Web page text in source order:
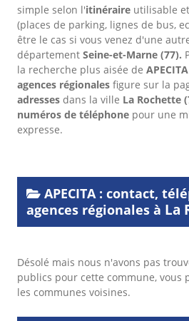
simple selon l'itinéraire utilisable
(places de parking, lignes de bus,
être le cas si vous venez d'une
département Seine-et-Marne (77).
la recherche plus aisée de
agences régionales figure sur la
adresses dans la ville La Rochette
numéros de téléphone pour une
expresse.
APECITA : contact,
agences régionales à La
Désolé mais nous n'avons pas
publics pour cette commune, vous
les communes voisines.